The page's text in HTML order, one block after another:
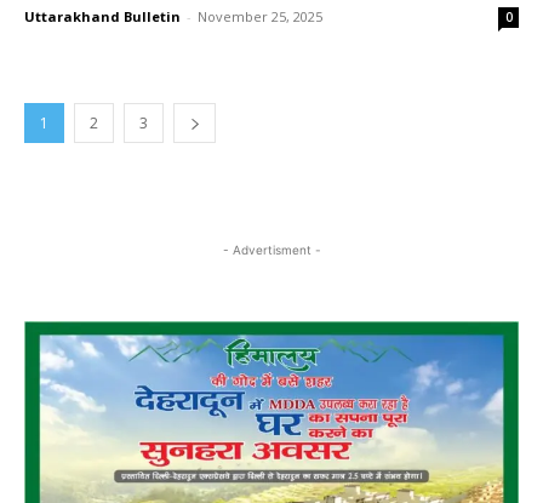
Uttarakhand Bulletin - November 25, 2025 0
1 2 3
- Advertisment -